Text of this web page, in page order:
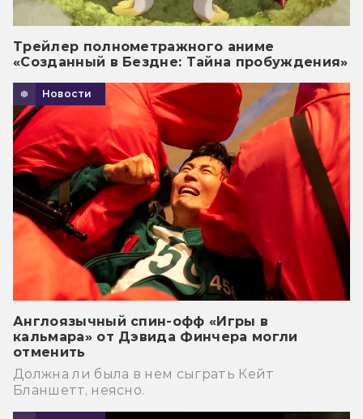
Трейлер полнометражного аниме
«Созданный в Бездне: Тайна пробуждения»
Новости
Англоязычный спин-офф «Игры в
кальмара» от Дэвида Финчера могли
отменить
Должна ли была в нем сыграть Кейт
Бланшетт, неясно.